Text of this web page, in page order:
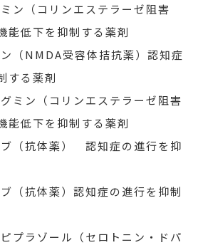
ン（コリンエステラーゼ阻害
低下を抑制する薬剤
（NMDA受容体拮抗薬）認知症
する薬剤
ミン（コリンエステラーゼ阻害
低下を抑制する薬剤
（抗体薬） 認知症の進行を抑
（抗体薬）認知症の進行を抑制
プラゾール（セロトニン・ドパ